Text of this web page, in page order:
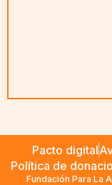
Pacto digital
Política de
Fundación Para La